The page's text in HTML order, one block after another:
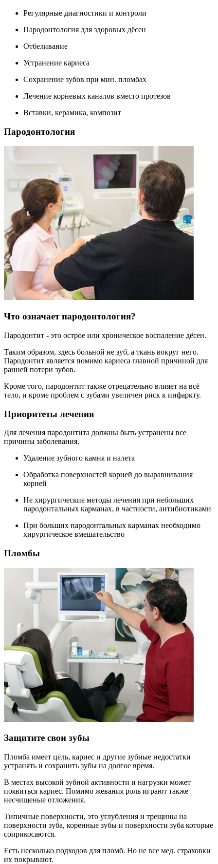
Регулярные диагностики и контроли
Пародонтология для здоровых дёсен
Отбеливание
Устранение кариеса
Сохранение зубов при мин. пломбах
Лечение корневых каналов вместо протезов
Вставки, керамика, композит
Пародонтология
Что означает пародонтология?
Пародонтит - это острое или хроническое воспаление дёсен.
Таким образом, здесь больной не зуб, а ткань вокруг него.
Пародонтит является помимо кариеса главной причиной для
ранней потери зубов.
Кроме того, пародонтит также отрецательно влияет на всё
тело, и кроме проблем с зубами увеличен риск к инфаркту.
Приоритеты лечения
Для лечения пародонтита должны быть устранены все
причины заболевания.
Удаление зубного камня и налета
Обработка поверхностей корней до выравнивания
корней
Не хирургические методы лечения при небольших
пародонтальных карманах, в частности, антибиотиками
При больших пародонтальных карманах необходимо
хирургическое вмешательство
Пломбы
Защитите свои зубы
Пломба имеет цель, кариес и другие зубные недостатки
устранять и сохранить зубы на долгое время.
В местах высокой зубной активности и нагрузки может
появиться кариес. Помимо жевания роль играют также
несчищеные отложения.
Типичные поверхности, это углубления и трещины на
поверхности зуба, коренные зубы и поверхности зуба которые
соприкосаются.
Есть несколько подходов для пломб. Но не все мед. страховки
их покрывают.